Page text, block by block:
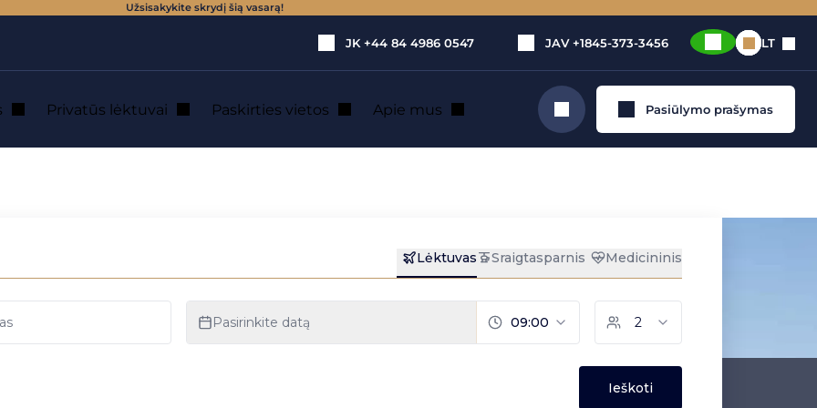
Užsisakykite skrydį šią vasarą!
JK +44 84 4986 0547 JAV +1845-373-3456 LT
Privatūs lėktuvai Paskirties vietos Apie mus Ieškoti Pasiūlymo prašymas